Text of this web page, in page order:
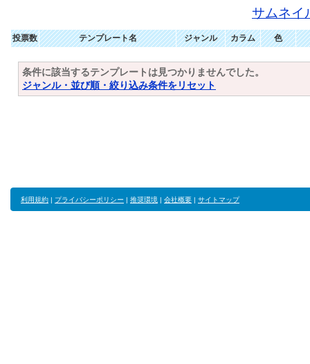
サムネイ
投票数 テンプレート名 ジャンル カラム 色
条件に該当するテンプレートは見つかりませんでした。
ジャンル・並び順・絞り込み条件をリセット
利用規約 | プライバシーポリシー | 推奨環境 | 会社概要 | サイトマップ